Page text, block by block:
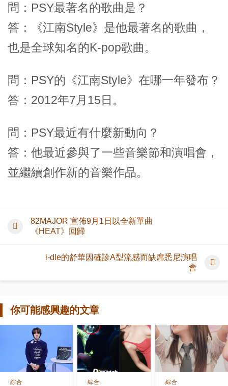
問：PSY最著名的歌曲是？
答：《江南Style》是他最著名的歌曲，
也是全球知名的K-pop歌曲。
問：PSY的《江南Style》在哪一年發布？
答：2012年7月15日。
問：PSY最近有什麼新動向？
答：他最近參與了一些音樂節和演唱會，
並繼續創作新的音樂作品。
82MAJOR 宣佈9月1日以全新單曲
《HEAT》回歸
i-dle的舒華因確診A型流感而缺席悉尼演唱
會
你可能感興趣的文章
綜合 綜合 綜合